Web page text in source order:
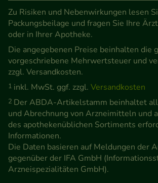
Statistik & Tracking:Hierüber lassen
Informationen über die Art und
unserer Website sammeln, mit deren
unsere Website weiter für Sie
den Inhalt auf unserer Website aber
Werbung auf Drittseiten möglichst
teilweise an Dritte wie z.B. Google
Medien übertragen werden.
Zu Risiken und Nebenwirkungen lesen
Packungsbeilage und fragen Sie Ihre
oder in Ihrer Apotheke.
Die angegebenen Preise beinhalten die
vorgeschriebene Mehrwertsteuer und
zzgl. Versandkosten.
1 inkl. MwSt. ggf. zzgl. Versandkosten
2 Der ABDA-Artikelstamm beinhaltet
und Abrechnung von Arzneimitteln und
des apothekenüblichen Sortiments
Informationen.
Die Daten basieren auf Meldungen der
gegenüber der IFA GmbH
Arzneispezialitäten GmbH).